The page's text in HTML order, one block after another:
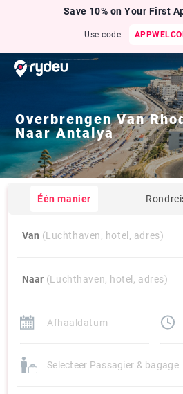
Save 10% on Your First
Use code:
Overbrengen Van
Naar Antalya
Één manier
Van (Luchthaven, hotel, adres)
Naar (Luchthaven, hotel, adres)
Selecteer Passagier & bagage